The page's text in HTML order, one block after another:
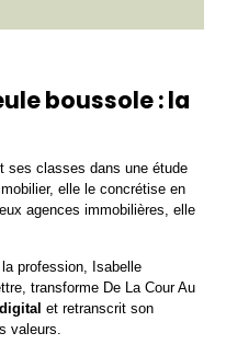
boussole : la
ses classes dans une étude
elle le concrétise en
agences immobilières, elle
profession, Isabelle
transforme De La Cour Au
et retranscrit son
valeurs.